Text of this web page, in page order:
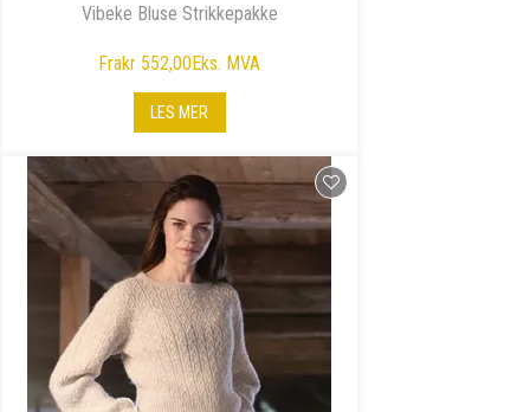
Vibeke Bluse Strikkepakke
Frakr 552,00Eks. MVA
LES MER